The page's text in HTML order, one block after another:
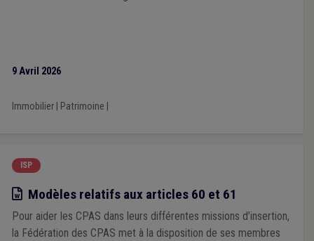
9 Avril 2026
Immobilier| Patrimoine
ISP
Modèle
Modèles relatifs aux articles 60 et 61
Pour aider les CPAS dans leurs différentes missions d’insertion,
la Fédération des CPAS met à la disposition de ses membres